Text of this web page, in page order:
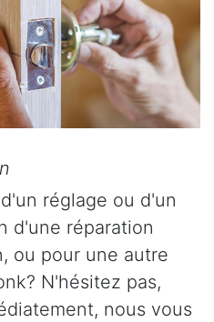
réglage ou d'un
d'une réparation
ou pour une autre
N'hésitez pas,
nous vous